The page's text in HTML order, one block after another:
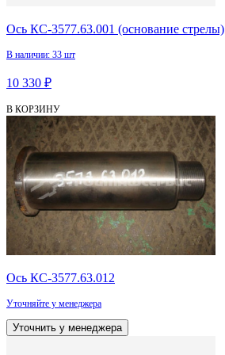
Ось КС-3577.63.001 (основание стрелы)
В наличии: 33 шт
10 330 ₽
В КОРЗИНУ
Ось КС-3577.63.012
Уточняйте у менеджера
Уточнить у менеджера